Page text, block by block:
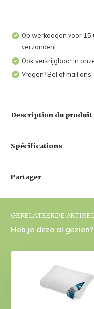
Op werkdagen voor
verzonden!
Ook verkrijgbaar in
Vragen? Bel of mail ons
Description du produit
Spécifications
Partager
GERELATEERDE
Heb je deze al gezien?